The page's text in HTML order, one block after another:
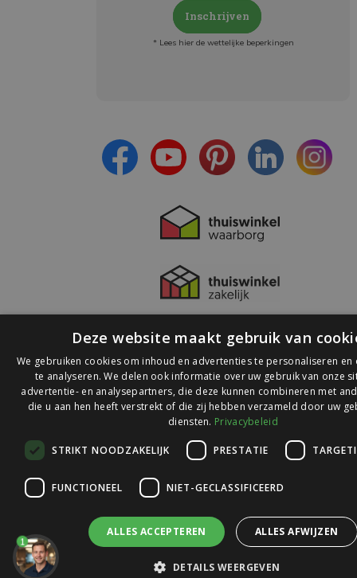
Inschrijven
* Lees hier de wettelijke beperkingen
© 2026 Ledlichtdiscounter.nl
op
Webwinkelkeur
1
Deze website maakt gebruik van
We gebruiken cookies om inhoud en advertenties te personaliseren en
te analyseren. We delen ook informatie over uw gebruik van onze
advertentie- en analysepartners, die deze kunnen combineren met
die u aan hen heeft verstrekt of die zij hebben verzameld door uw
diensten. Privacybeleid
STRIKT NOODZAKELIJK PRESTATIE
FUNCTIONEEL NIET-GECLASSIFICEERD
ALLES ACCEPTEREN ALLES AFWIJZEN
DETAILS WEERGEVEN